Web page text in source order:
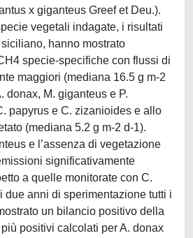
x giganteus Greef et Deu.).
vegetali indagate, i risultati
hanno mostrato
specie-specifiche con flussi di
maggiori (mediana 16.5 g m-2
donax, M. giganteus e P.
papyrus e C. zizanioides e allo
(mediana 5.2 g m-2 d-1).
e l’assenza di vegetazione
significativamente
a quelle monitorate con C.
due anni di sperimentazione tutti i
un bilancio positivo della
positivi calcolati per A. donax